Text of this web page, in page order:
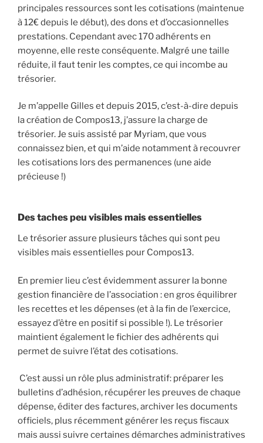
principales ressources sont les cotisations (maintenue
à 12€ depuis le début), des dons et d’occasionnelles
prestations. Cependant avec 170 adhérents en
moyenne, elle reste conséquente. Malgré une taille
réduite, il faut tenir les comptes, ce qui incombe au
trésorier.
Je m’appelle Gilles et depuis 2015, c’est-à-dire depuis
la création de Compos13, j’assure la charge de
trésorier. Je suis assisté par Myriam, que vous
connaissez bien, et qui m’aide notamment à recouvrer
les cotisations lors des permanences (une aide
précieuse !)
Des taches peu visibles mais essentielles
Le trésorier assure plusieurs tâches qui sont peu
visibles mais essentielles pour Compos13.
En premier lieu c’est évidemment assurer la bonne
gestion financière de l’association : en gros équilibrer
les recettes et les dépenses (et à la fin de l’exercice,
essayez d’être en positif si possible !). Le trésorier
maintient également le fichier des adhérents qui
permet de suivre l’état des cotisations.
C’est aussi un rôle plus administratif: préparer les
bulletins d’adhésion, récupérer les preuves de chaque
dépense, éditer des factures, archiver les documents
officiels, plus récemment générer les reçus fiscaux
mais aussi suivre certaines démarches administratives